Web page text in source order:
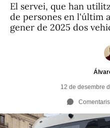
El servei, que han
de persones en l'últim
gener de 2025 dos
12 de desembre
Comentaris